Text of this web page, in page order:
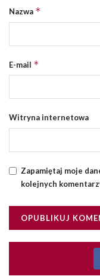
Nazwa *
E-mail *
Witryna internetowa
Zapamiętaj moje
kolejnych